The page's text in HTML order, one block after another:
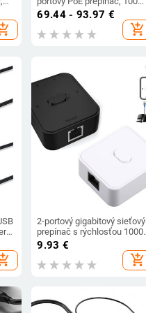
Mbps Fast Ethernet, 65W
PoE napájanie, model
MS10CPS
69.44 - 93.97 €
add_shopping_cart
2-portový gigabitový sieťový
prepínač s rýchlosťou 1000
Mbps, rozbočovač RJ45,
ethernetový adaptér,
rozbočovač, predlžovač
kábla pre PC, notebook, TV,
9.93 €
add_shopping_cart